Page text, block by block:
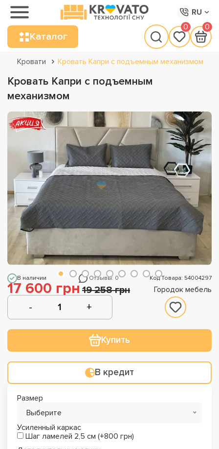
RU
Каталог
0 0
Кровати Кровать Капри с подъемным механизмом
Кровать Капри с подъемным
механизмом
В наличии Отзывы: 0 Код Товара: 54004297
17 600 грн19 258 грн Городок мебель
Купить
В кредит
Размер
Выберите
Усиленный каркас
Шаг ламелей 2,5 см (+800 грн)